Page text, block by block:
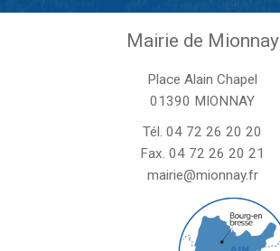
Mairie de Mionnay
Place Alain Chapel
01390 MIONNAY
Tél. 04 72 26 20 20
Fax. 04 72 26 20 21
mairie@mionnay.fr